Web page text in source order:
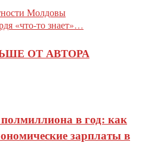
Молдовы
«что-то знает»…
ОТ АВТОРА
в год: как
зарплаты в